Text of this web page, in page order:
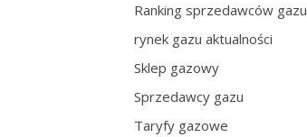
Ranking sprzedawców gazu
rynek gazu aktualności
Sklep gazowy
Sprzedawcy gazu
Taryfy gazowe